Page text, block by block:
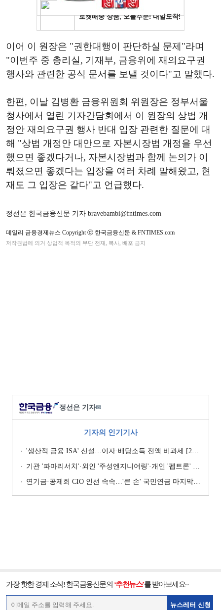
이어 이 원장은 "권한대행이 판단하실 문제"라며
"이번주 중 총리실, 기재부, 금융위에 재의요구권
행사와 관련한 공식 문서를 보낼 것이다"고 말했다.
한편, 이날 김병환 금융위원회 위원장은 정부서울
청사에서 열린 기자간담회에서 이 원장의 상법 개
정안 재의요구권 행사 반대 입장 관련한 질문에 대
해 "상법 개정안 대안으로 자본시장법 개정을 우선
했으면 좋겠다거나, 자본시장법과 함께 논의가 이
뤄졌으면 좋겠다는 입장을 여러 차례 말해왔고, 현
재도 그 입장은 같다"고 언급했다.
정선은 한국금융신문 기자 bravebambi@fntimes.com
데일리 금융경제뉴스 Copyright ⓒ 한국금융신문 & FNTIMES.com
저작권법에 의거 상업적 목적의 무단 전재, 복사, 배포 금지
정선은 기자✉
기자의 인기기사
'생산적 금융 ISA' 신설…이자·배당소득 전액 비과세 [2026 세제개편안]
기관 '파마리서치'·외인 '주성엔지니어링'·개인 '펩트론' 1위 [주간 코스닥 순매수- 2026년 7월27일~7월31일]
연기금·공제회 CIO 인선 속속…'큰 손' 국민연금 마지막 타자
가장 핫한 경제 소식! 한국금융신문의 ‘추천뉴스’를 받아보세요~
뉴스레터 신청